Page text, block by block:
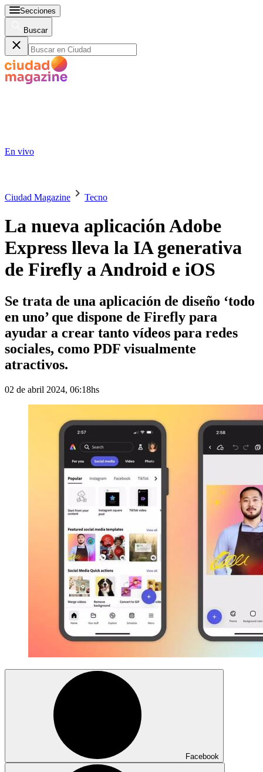
Secciones
Buscar
En vivo
Ciudad Magazine Tecno
La nueva aplicación Adobe
Express lleva la IA generativa
de Firefly a Android e iOS
Se trata de una aplicación de diseño ‘todo
en uno’ que dispone de Firefly para
ayudar a crear tanto vídeos para redes
sociales, como PDF visualmente
atractivos.
02 de abril 2024, 06:18hs
Facebook